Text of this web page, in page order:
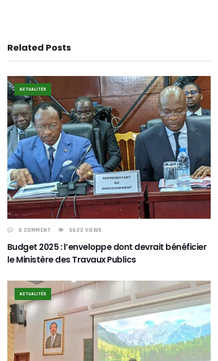
Related Posts
ACTUALITÉS
0 COMMENT 5623 VIEWS
Budget 2025 : l’enveloppe dont devrait bénéficier
le Ministère des Travaux Publics
ACTUALITÉS